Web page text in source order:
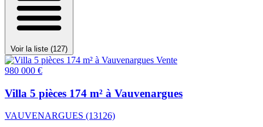
Voir la liste (127)
Vente
980 000 €
Villa 5 pièces 174 m² à Vauvenargues
VAUVENARGUES (13126)